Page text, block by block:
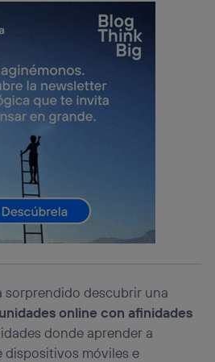
sorprendido descubrir una
online con afinidades
donde aprender a
dispositivos móviles e
, utilizando tu dirección IP y otra
de cliente de
a la conexión que utilizas
móvil).
a la conexión de internet, por
que conecte su dispositivo y
recibirá el mismo
de banda ancha
se realizará en función de las
de los miembros del hogar
, el marketing será más
se basará únicamente en la
inferior de esta página web o
de Utiq
más información, consulta
de Utiq.